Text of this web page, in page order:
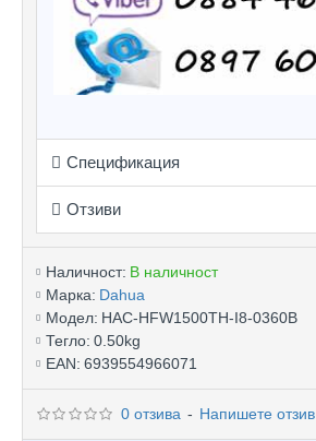
Спецификация
Отзиви
Наличност: В наличност
Марка: Dahua
Модел: HAC-HFW1500TH-I8-0360B
Тегло: 0.50kg
EAN: 6939554966071
0 отзива - Напишете отзив